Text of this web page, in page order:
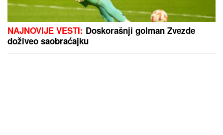
NAJNOVIJE VESTI: Doskorašnji golman Zvezde
doživeo saobraćajku